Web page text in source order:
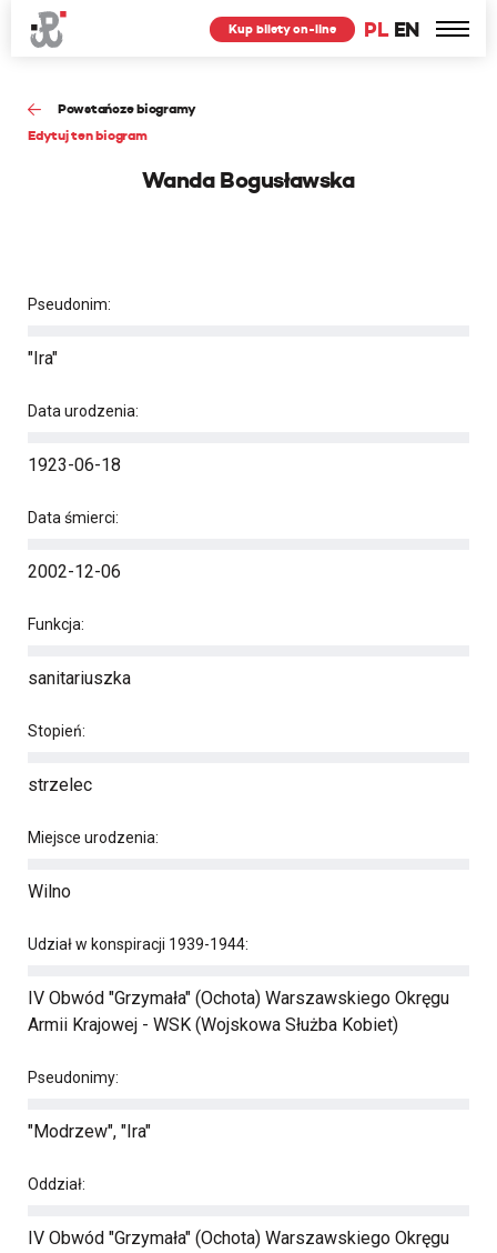
PL EN
Kup bilety on-line
Powstańcze biogramy
Edytuj ten biogram
Wanda Bogusławska
Pseudonim:
"Ira"
Data urodzenia:
1923-06-18
Data śmierci:
2002-12-06
Funkcja:
sanitariuszka
Stopień:
strzelec
Miejsce urodzenia:
Wilno
Udział w konspiracji 1939-1944:
IV Obwód "Grzymała" (Ochota) Warszawskiego Okręgu
Armii Krajowej - WSK (Wojskowa Służba Kobiet)
Pseudonimy:
"Modrzew", "Ira"
Oddział:
IV Obwód "Grzymała" (Ochota) Warszawskiego Okręgu